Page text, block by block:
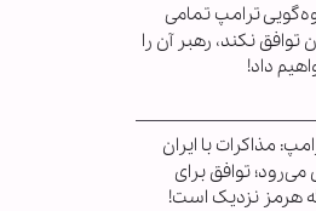
ترامپ تمامی
توافق نکند، رهبر آن را
داد!
مذاکرات با ایران
توافق برای
هرمز نزدیک است!